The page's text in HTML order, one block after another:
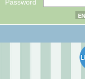
Password